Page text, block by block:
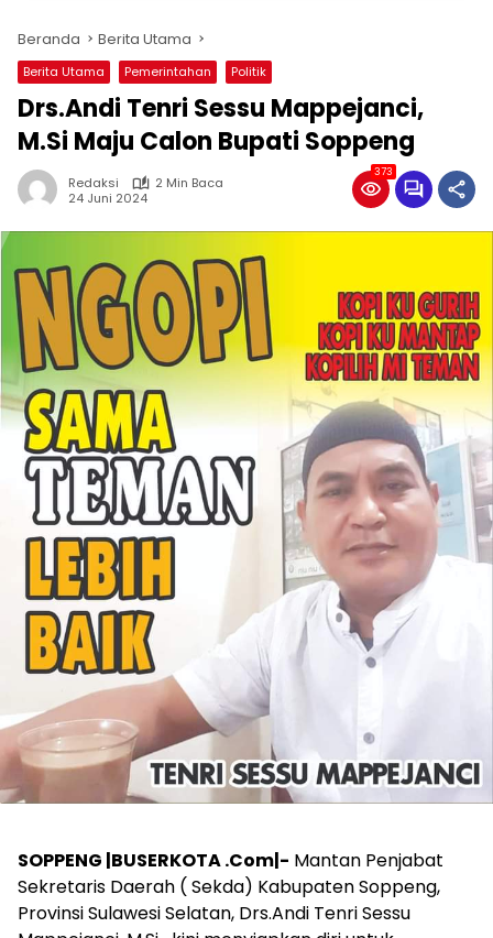
Beranda Berita Utama
Berita Utama Pemerintahan Politik
Drs.Andi Tenri Sessu Mappejanci,
M.Si Maju Calon Bupati Soppeng
Redaksi
2 Min Baca
24 Juni 2024
373
SOPPENG |BUSERKOTA .Com|- Mantan Penjabat
Sekretaris Daerah ( Sekda) Kabupaten Soppeng,
Provinsi Sulawesi Selatan, Drs.Andi Tenri Sessu